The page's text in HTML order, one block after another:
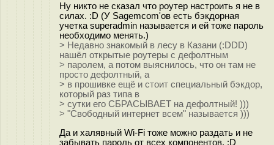
Ну никто не сказал что роутер настроить я не в
силах. :D (У Sagemcom'ов есть бэкдорная
учетка superadmin называется и ей тоже пароль
необходимо менять.)
> Недавно знакомый в лесу в Казани (:DDD)
нашёл открытые роутеры с дефолтным
> паролем, а потом выяснилось, что он там не
просто дефолтный, а
> в прошивке ещё и стоит специальный бэкдор,
который раз типа в
> сутки его СБРАСЫВАЕТ на дефолтный! )))
> "Свободный интернет всем" называется )))
Да и халявный Wi-Fi тоже можно раздать и не
забывать пароль от всех компонентов. :D